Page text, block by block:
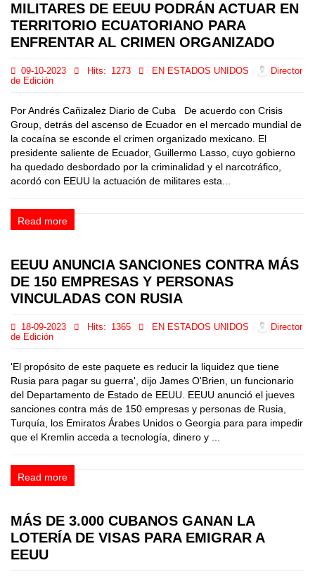
MILITARES DE EEUU PODRÁN ACTUAR EN
TERRITORIO ECUATORIANO PARA
ENFRENTAR AL CRIMEN ORGANIZADO
09-10-2023 Hits: 1273 EN ESTADOS UNIDOS
Director
de Edición
Por Andrés Cañizalez Diario de Cuba De acuerdo con Crisis
Group, detrás del ascenso de Ecuador en el mercado mundial de
la cocaína se esconde el crimen organizado mexicano. El
presidente saliente de Ecuador, Guillermo Lasso, cuyo gobierno
ha quedado desbordado por la criminalidad y el narcotráfico,
acordó con EEUU la actuación de militares esta...
Read more
EEUU ANUNCIA SANCIONES CONTRA MÁS
DE 150 EMPRESAS Y PERSONAS
VINCULADAS CON RUSIA
18-09-2023 Hits: 1365 EN ESTADOS UNIDOS
Director
de Edición
'El propósito de este paquete es reducir la liquidez que tiene
Rusia para pagar su guerra', dijo James O'Brien, un funcionario
del Departamento de Estado de EEUU. EEUU anunció el jueves
sanciones contra más de 150 empresas y personas de Rusia,
Turquía, los Emiratos Árabes Unidos o Georgia para para impedir
que el Kremlin acceda a tecnología, dinero y ...
Read more
MÁS DE 3.000 CUBANOS GANAN LA
LOTERÍA DE VISAS PARA EMIGRAR A
EEUU